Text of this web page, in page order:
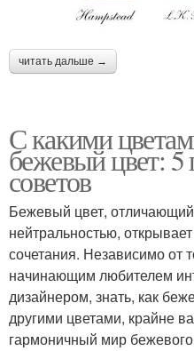
читать дальше →
С какими
бежевый цвет: 5
советов
Бежевый цвет,
нейтральностью,
сочетания. Независимо от
начинающим любителем
дизайнером, знать, как
другими цветами, крайне
гармоничный мир